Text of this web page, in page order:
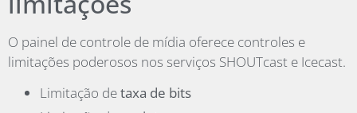
O painel de controle de mídia oferece controles e
limitações poderosos nos serviços SHOUTcast e Icecast.
Limitação detaxa de bits